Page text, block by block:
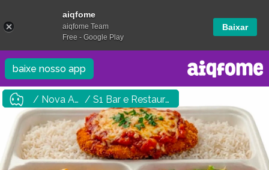
baixe nosso app
/ Nova Andradina / S1 Bar e Restaurante
aiqfome
aiqfome Team
Free - Google Play
Baixar